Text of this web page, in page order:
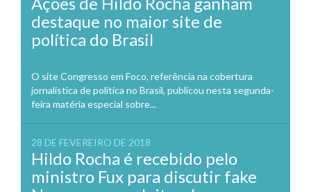
destaque no maior site de
política do Brasil
O site Congresso em Foco, referência na cobertura
jornalística de política no Brasil, publicou nesta segunda-
feira matéria especial sobre...
28 DE FEVEREIRO DE 2018
Hildo Rocha é recebido pelo
ministro Fux para discutir fake